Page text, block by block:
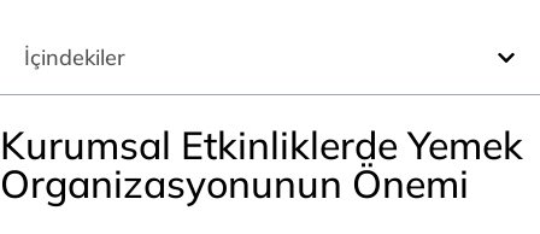
İçindekiler
Kurumsal Etkinliklerde Yemek
Organizasyonunun Önemi